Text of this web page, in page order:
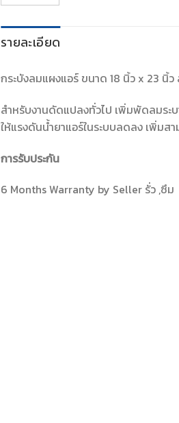
รายละเอียด
กระบังลมแผงแอร์ ขนาด 18 นิ้ว x 23 นิ้
สำหรับงานดัดแปลงทั่วไป เพิ่มพัดลมระ
ให้แรงดันน้ำยาแอร์ในระบบลดลง เพิ่มส
การรับประกัน
6 Months Warranty by Seller รั่ว ,ซึม